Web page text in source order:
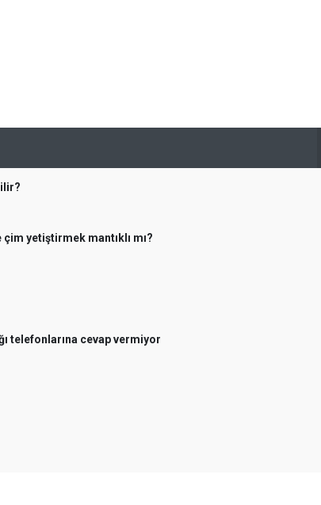
yetiştirmek mantıklı mı?
telefonlarına cevap vermiyor